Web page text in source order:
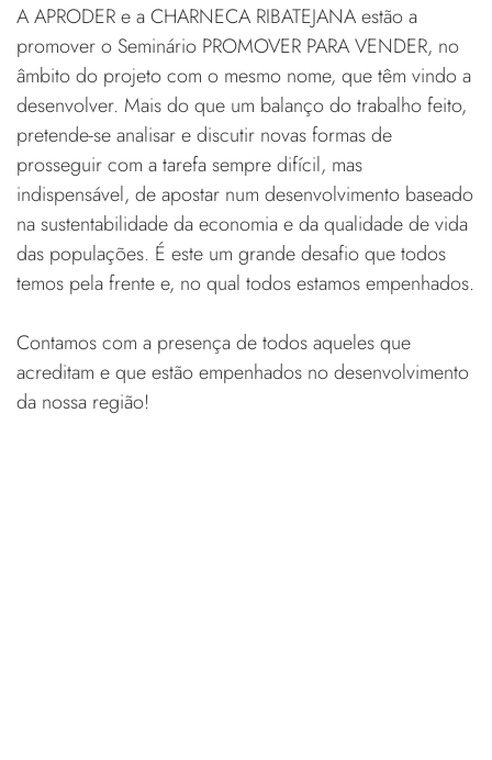
A APRODER e a CHARNECA RIBATEJANA estão a
promover o Seminário PROMOVER PARA VENDER, no
âmbito do projeto com o mesmo nome, que têm vindo a
desenvolver. Mais do que um balanço do trabalho feito,
pretende-se analisar e discutir novas formas de
prosseguir com a tarefa sempre difícil, mas
indispensável, de apostar num desenvolvimento baseado
na sustentabilidade da economia e da qualidade de vida
das populações. É este um grande desafio que todos
temos pela frente e, no qual todos estamos empenhados.
Contamos com a presença de todos aqueles que
acreditam e que estão empenhados no desenvolvimento
da nossa região!